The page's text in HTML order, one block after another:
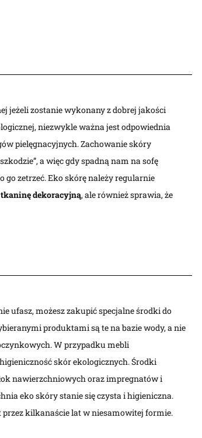
jeżeli zostanie wykonany z dobrej jakości
niezwykle ważna jest odpowiednia
pielęgnacyjnych. Zachowanie skóry
a więc gdy spadną nam na sofę
go zetrzeć. Eko skórę należy regularnie
tkaninę dekoracyjną, ale również sprawia, że
ufasz, możesz zakupić specjalne środki do
produktami są te na bazie wody, a nie
W przypadku mebli
skór ekologicznych. Środki
nawierzchniowych oraz impregnatów i
eko skóry stanie się czysta i higieniczna.
kilkanaście lat w niesamowitej formie.